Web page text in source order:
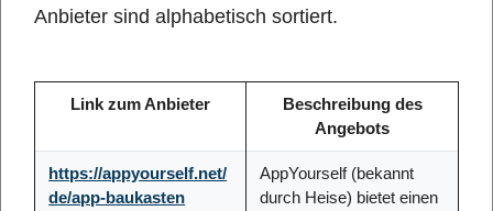
Anbieter sind alphabetisch sortiert.
Link zum Anbieter
Beschreibung des
Angebots
https://appyourself.net/
de/app-baukasten
AppYourself (bekannt
durch Heise) bietet einen